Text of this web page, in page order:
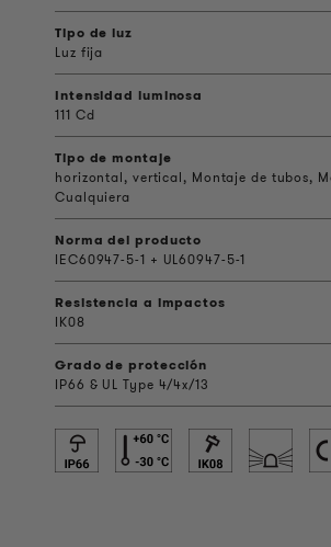
Tipo de luz
Luz fija
Intensidad luminosa
111 Cd
Tipo de montaje
horizontal, vertical, Montaje de tubos,
Cualquiera
Norma del producto
IEC60947-5-1 + UL60947-5-1
Resistencia a impactos
IK08
Grado de protección
IP66 & UL Type 4/4x/13